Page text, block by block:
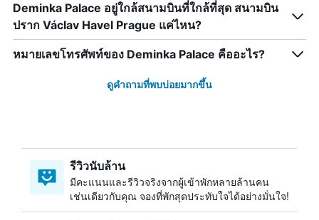
Deminka Palace อยู่ใกล้สนามบินที่ใกล้ที่สุด สนามบิน
ปราก Václav Havel Prague แค่ไหน?
หมายเลขโทรศัพท์ของ Deminka Palace คืออะไร?
ดูคำถามที่พบบ่อยมากขึ้น
รีวิวนับล้าน
มีคะแนนและรีวิวจริงจากผู้เข้าพักหลายล้านคน
เช่นเดียวกับคุณ จองที่พักสุดประทับใจได้อย่างมั่นใจ!